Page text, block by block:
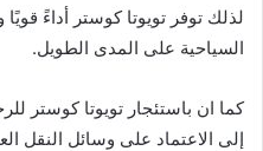
لذلك توفر تويوتا كوستر أداءً قويًا
السياحية على المدى الطويل.
كما ان باستئجار تويوتا كوستر
إلى الاعتماد على وسائل النقل